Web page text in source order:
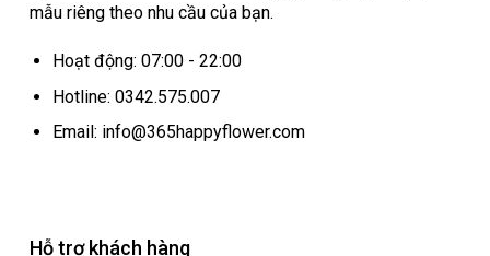
mẫu riêng theo nhu cầu của bạn.
Hoạt động: 07:00 - 22:00
Hotline: 0342.575.007
Email: info@365happyflower.com
Hỗ trợ khách hàng